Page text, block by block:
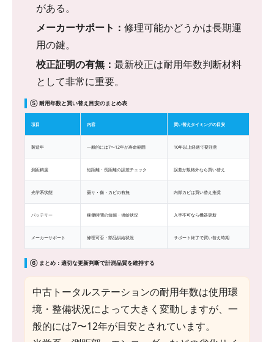
がある。
メーカーサポート： 修理可能かどうかは長期運
用の鍵。
校正証明の有無： 最新校正は耐用年数判断材料
として非常に重要。
⑤ 耐用年数と買い替え目安のまとめ表
項目 内容 買い替えタイミングの目安
製造年 一般的には7〜12年が寿命範囲 10年以上経過で要注意
測距精度 短距離・長距離の誤差チェック 誤差が規格外なら買い替え
光学系状態 曇り・傷・カビの有無 内部カビは買い替え推奨
バッテリー 稼働時間の短縮・供給状況 入手不可なら機器更新
メーカーサポート 修理可否・部品供給状況 サポート終了で買い替え時期
⑥ まとめ：適切な更新判断で計測品質を維持する
中古トータルステーションの耐用年数は使用環
境・整備状況によって大きく変動しますが、一
般的には7〜12年が目安とされています。